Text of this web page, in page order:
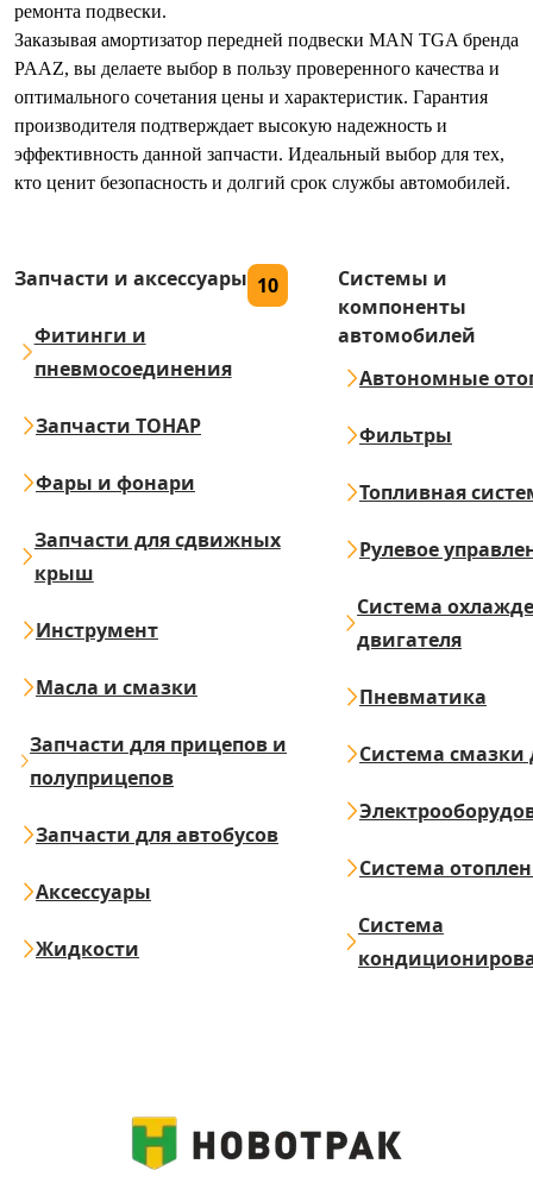
ремонта подвески.
Заказывая амортизатор передней подвески MAN TGA бренда
PAAZ, вы делаете выбор в пользу проверенного качества и
оптимального сочетания цены и характеристик. Гарантия
производителя подтверждает высокую надежность и
эффективность данной запчасти. Идеальный выбор для тех,
кто ценит безопасность и долгий срок службы автомобилей.
Запчасти и аксессуары 10
Фитинги и
пневмосоединения
Запчасти ТОНАР
Фары и фонари
Запчасти для сдвижных
крыш
Инструмент
Масла и смазки
Запчасти для прицепов и
полуприцепов
Запчасти для автобусов
Аксессуары
Жидкости
Системы и
компоненты
автомобилей
Автономные
Фильтры
Топливная
Рулевое
Система
двигателя
Пневматика
Система смазки
Система
Система